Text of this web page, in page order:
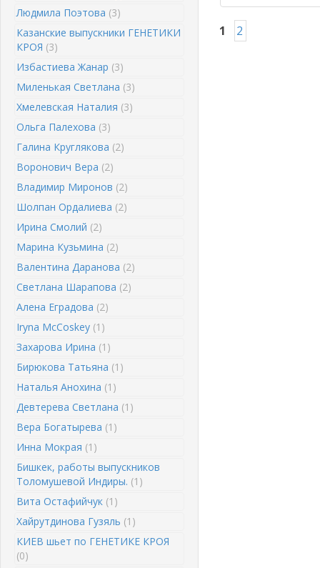
Людмила Поэтова (3)
Казанские выпускники ГЕНЕТИКИ
КРОЯ (3)
Избастиева Жанар (3)
Миленькая Светлана (3)
Хмелевская Наталия (3)
Ольга Палехова (3)
Галина Круглякова (2)
Воронович Вера (2)
Владимир Миронов (2)
Шолпан Ордалиева (2)
Ирина Смолий (2)
Марина Кузьмина (2)
Валентина Даранова (2)
Светлана Шарапова (2)
Алена Еградова (2)
Iryna McCoskey (1)
Захарова Ирина (1)
Бирюкова Татьяна (1)
Наталья Анохина (1)
Девтерева Светлана (1)
Вера Богатырева (1)
Инна Мокрая (1)
Бишкек, работы выпускников
Толомушевой Индиры. (1)
Вита Остафийчук (1)
Хайрутдинова Гузяль (1)
КИЕВ шьет по ГЕНЕТИКЕ КРОЯ
(0)
1 2